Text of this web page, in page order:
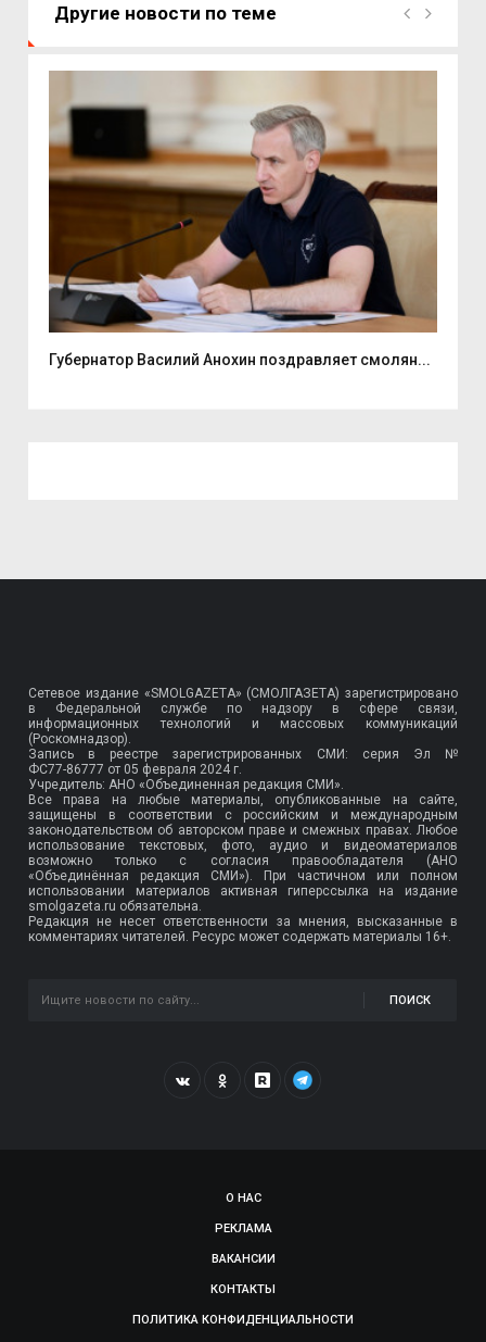
Другие новости по теме
Губернатор Василий Анохин поздравляет смолян...
Сетевое издание «SMOLGAZETA» (СМОЛГАЗЕТА) зарегистрировано
в Федеральной службе по надзору в сфере связи,
информационных технологий и массовых коммуникаций
(Роскомнадзор).
Запись в реестре зарегистрированных СМИ: серия Эл №
ФС77-86777 от 05 февраля 2024 г.
Учредитель: АНО «Объединенная редакция СМИ».
Все права на любые материалы, опубликованные на сайте,
защищены в соответствии с российским и международным
законодательством об авторском праве и смежных правах. Любое
использование текстовых, фото, аудио и видеоматериалов
возможно только с согласия правообладателя (АНО
«Объединённая редакция СМИ»). При частичном или полном
использовании материалов активная гиперссылка на издание
smolgazeta.ru обязательна.
Редакция не несет ответственности за мнения, высказанные в
комментариях читателей. Ресурс может содержать материалы 16+.
ПОИСК
О НАС
РЕКЛАМА
ВАКАНСИИ
КОНТАКТЫ
ПОЛИТИКА КОНФИДЕНЦИАЛЬНОСТИ